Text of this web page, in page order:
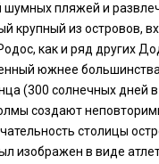
шумных пляжей и
крупный из островов,
как и ряд других
южнее большинства
(300 солнечных дней
создают
столицы
изображен в виде